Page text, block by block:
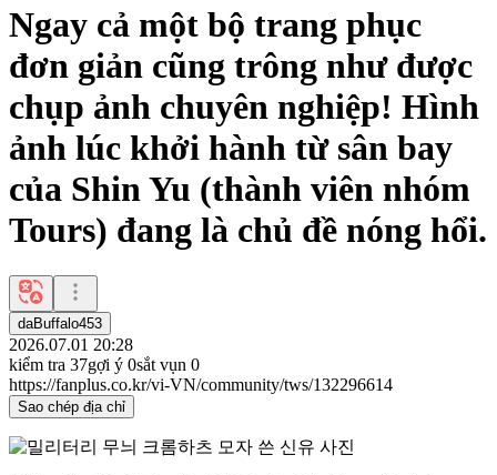
Ngay cả một bộ trang phục
đơn giản cũng trông như được
chụp ảnh chuyên nghiệp! Hình
ảnh lúc khởi hành từ sân bay
của Shin Yu (thành viên nhóm
Tours) đang là chủ đề nóng hổi.
daBuffalo453
2026.07.01 20:28
kiểm tra 37gợi ý 0sắt vụn 0
https://fanplus.co.kr/vi-VN/community/tws/132296614
Sao chép địa chỉ